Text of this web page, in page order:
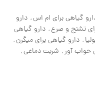
گیاهی برای ام اس, دارو
تشنج و صرع, دارو گیاهی
, دارو گیاهی برای میگرن,
خواب آور, شربت دماغی,